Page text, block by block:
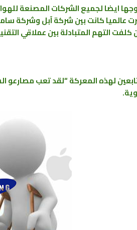
ايضا لجميع الشركات المصنعة
عالميا كانت بين شركة آبل وشركة
كلفت التهم المتبادلة بين عملاقي
لهذه المعركة “لقد تعب مصارعو